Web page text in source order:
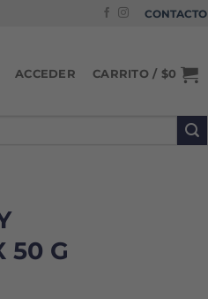
CONTACTO
ACCEDER CARRITO / $0
50 G